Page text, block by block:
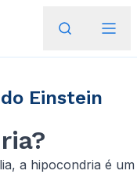
Einstein
a hipocondria é um